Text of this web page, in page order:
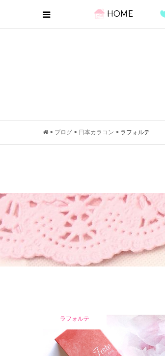
HOME
> ブログ > 日本カラコン > ラフォルテ
ラフォルテ